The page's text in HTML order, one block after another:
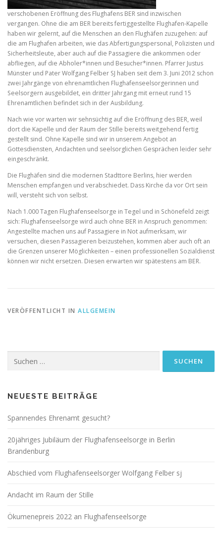
verschobenen Eröffnung des Flughafens BER sind inzwischen
vergangen. Ohne die am BER bereits fertiggestellte Flughafen-Kapelle
haben wir gelernt, auf die Menschen an den Flughäfen zuzugehen: auf
die am Flughafen arbeiten, wie das Abfertigungspersonal, Polizisten und
Sicherheitsleute, aber auch auf die Passagiere die ankommen oder
abfliegen, auf die Abholer*innen und Besucher*innen. Pfarrer Justus
Münster und Pater Wolfgang Felber SJ haben seit dem 3. Juni 2012 schon
zwei Jahrgänge von ehrenamtlichen Flughafenseelsorgerinnen und
Seelsorgern ausgebildet, ein dritter Jahrgang mit erneut rund 15
Ehrenamtlichen befindet sich in der Ausbildung.
Nach wie vor warten wir sehnsüchtig auf die Eröffnung des BER, weil
dort die Kapelle und der Raum der Stille bereits weitgehend fertig
gestellt sind. Ohne Kapelle sind wir in unserem Angebot an
Gottesdiensten, Andachten und seelsorglichen Gesprächen leider sehr
eingeschränkt.
Die Flughäfen sind die modernen Stadttore Berlins, hier werden
Menschen empfangen und verabschiedet. Dass Kirche da vor Ort sein
will, versteht sich von selbst.
Nach 1.000 Tagen Flughafenseelsorge in Tegel und in Schönefeld zeigt
sich: Flughafenseelsorge wird auch ohne BER in Anspruch genommen:
Angestellte machen uns auf Passagiere in Not aufmerksam, wir
versuchen, diesen Passagieren beizustehen, kommen aber auch oft an
die Grenzen unserer Möglichkeiten – einen professionellen Sozialdienst
können wir nicht ersetzen. Diesen erwarten wir spätestens am BER.
VERÖFFENTLICHT IN ALLGEMEIN
nach:
NEUESTE BEITRÄGE
Spannendes Ehrenamt gesucht?
20jähriges Jubiläum der Flughafenseelsorge in Berlin
Brandenburg
Abschied vom Flughafenseelsorger Wolfgang Felber sj
Andacht im Raum der Stille
Ökumenepreis 2022 an Flughafenseelsorge